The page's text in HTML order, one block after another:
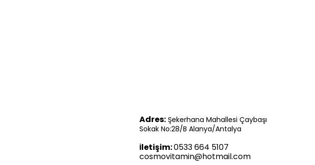
Adres: Şekerhana Mahallesi Çaybaşı
Sokak No:28/B Alanya/Antalya
İletişim:0533 664 5107
cosmovitamin@hotmail.com